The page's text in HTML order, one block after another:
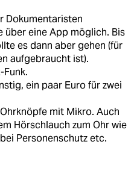
Dokumentaristen
über eine App möglich. Bis
es dann aber gehen (für
aufgebraucht ist).
Funk.
ein paar Euro für zwei
mit Mikro. Auch
Hörschlauch zum Ohr wie
Personenschutz etc.